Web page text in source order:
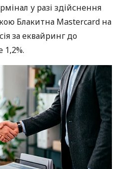
у разі здійснення
Блакитна Mastercard на
за еквайринг до
1,2%.